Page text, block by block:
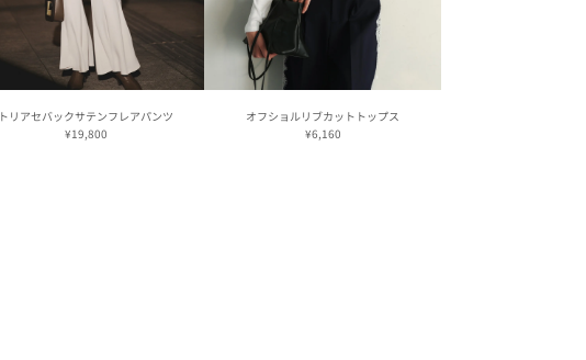
トリアセバックサテンフレアパンツ
¥19,800
オフショルリブカットトップス
¥6,160